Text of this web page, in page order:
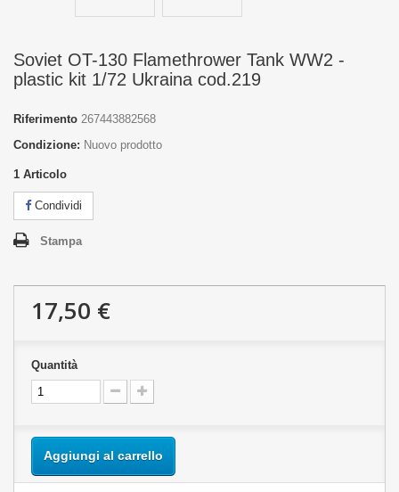
Soviet OT-130 Flamethrower Tank WW2 -
plastic kit 1/72 Ukraina cod.219
Riferimento 267443882568
Condizione: Nuovo prodotto
1 Articolo
Condividi
Stampa
17,50 €
Quantità
Aggiungi al carrello